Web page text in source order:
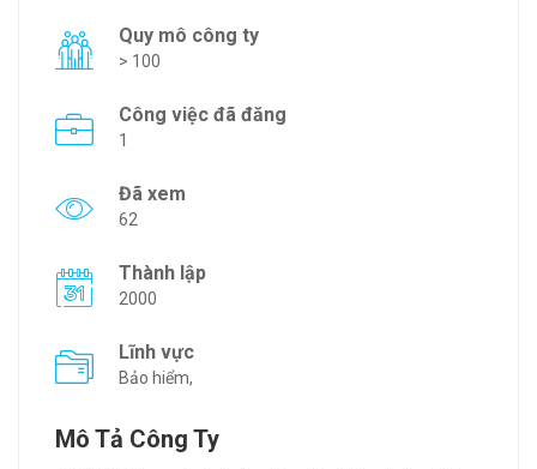
Quy mô công ty
> 100
Công việc đã đăng
1
Đã xem
62
Thành lập
2000
Lĩnh vực
Bảo hiểm,
Mô Tả Công Ty